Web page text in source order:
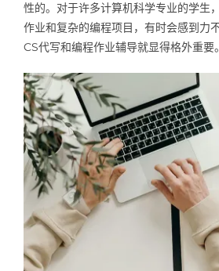
代写资讯 New！
Samples Hot!
性的。对于许多计算机科学专业的学生
作业和复杂的编程项目，有时会感到力
CS代写和编程作业辅导就显得格外重要。